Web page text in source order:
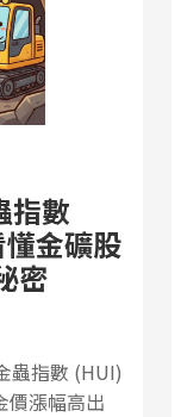
指數
金礦股
密
蟲指數 (HUI)
價漲幅高出